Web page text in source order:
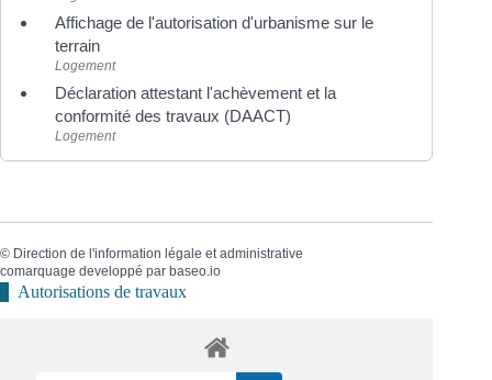
Affichage de l'autorisation d'urbanisme sur le
terrain
Logement
Déclaration attestant l'achèvement et la
conformité des travaux (DAACT)
Logement
© Direction de l'information légale et administrative
comarquage developpé par baseo.io
Autorisations de travaux